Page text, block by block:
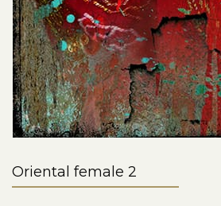
Oriental female 2